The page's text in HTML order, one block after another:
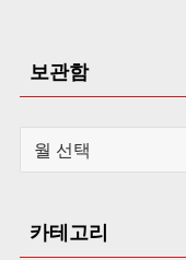
보관함
카테고리